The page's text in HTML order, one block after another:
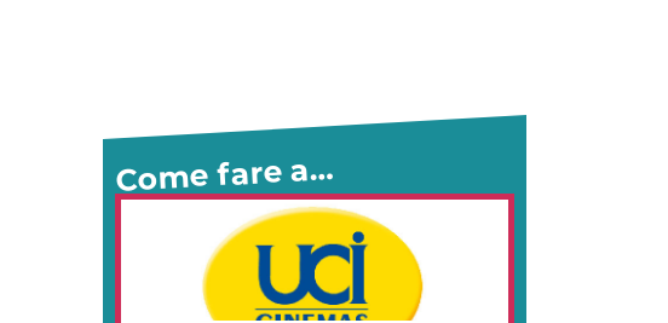
Come fare a…